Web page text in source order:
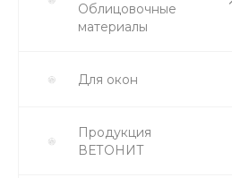
Облицовочные
материалы
Для окон
Продукция
ВЕТОНИТ